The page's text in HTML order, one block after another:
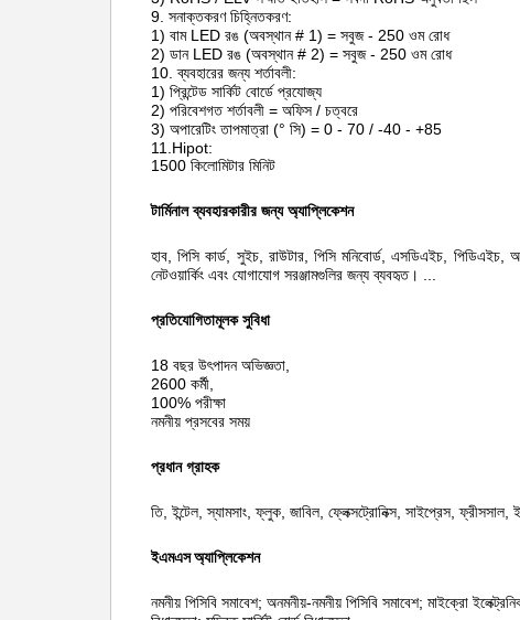
9. সনাক্তকরণ চিহ্নিতকরণ:
1) বাম LED রঙ (অবস্থান # 1) = সবুজ - 250 ওম রোধ
2) ডান LED রঙ (অবস্থান # 2) = সবুজ - 250 ওম রোধ
10. ব্যবহারের জন্য শর্তাবলী:
1) প্রিন্টেড সার্কিট বোর্ডে প্রযোজ্য
2) পরিবেশগত শর্তাবলী = অফিস / চত্বরে
3) অপারেটিং তাপমাত্রা (° সি) = 0 - 70 / -40 - +85
11.Hipot:
1500 কিলোমিটার মিনিট
টার্মিনাল ব্যবহারকারীর জন্য অ্যাপ্লিকেশন
হাব, পিসি কার্ড, সুইচ, রাউটার, পিসি মনিবোর্ড, এসডিএইচ,
নেটওয়ার্কিং এবং যোগাযোগ সরঞ্জামগুলির জন্য ব্যবহৃত।
প্রতিযোগিতামূলক সুবিধা
18 বছর উৎপাদন অভিজ্ঞতা,
2600 কর্মী,
100% পরীক্ষা
নমনীয় প্রসবের সময়
প্রধান গ্রাহক
তি, ইন্টেল, স্যামসাং, ফ্লুক, জাবিল, ফ্লেক্সট্রোনিক্স, সাইপ্রেস,
ইএমএস অ্যাপ্লিকেশন
নমনীয় পিসিবি সমাবেশ; অনমনীয়-নমনীয় পিসিবি সমাবেশ; মাইক্রো